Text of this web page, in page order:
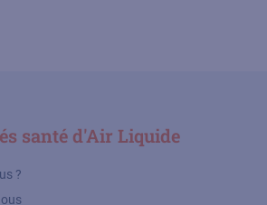
santé d'Air Liquide
?